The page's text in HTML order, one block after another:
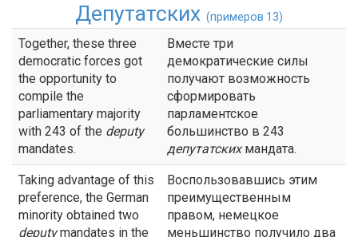
Депутатских (примеров 13)
Together, these three
democratic forces got
the opportunity to
compile the
parliamentary majority
with 243 of the deputy
mandates.
Вместе три
демократические силы
получают возможность
сформировать
парламентское
большинство в 243
депутатскихмандата.
Taking advantage of this
preference, the German
minority obtained two
deputymandates in the
Воспользовавшись этим
преимущественным
правом, немецкое
меньшинство получило два